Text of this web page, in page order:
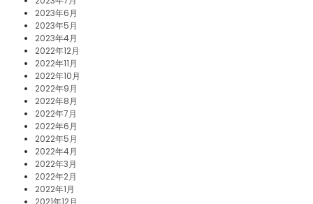
2023年6月
2023年5月
2023年4月
2022年12月
2022年11月
2022年10月
2022年9月
2022年8月
2022年7月
2022年6月
2022年5月
2022年4月
2022年3月
2022年2月
2022年1月